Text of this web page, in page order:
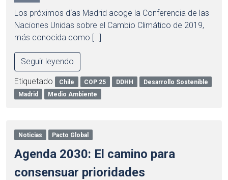
Los próximos días Madrid acoge la Conferencia de las
Naciones Unidas sobre el Cambio Climático de 2019,
más conocida como […]
Seguir leyendo
Etiquetado Chile COP 25 DDHH
Desarrollo Sostenible
Madrid
Medio Ambiente
Noticias Pacto Global
Agenda 2030: El camino para
consensuar prioridades